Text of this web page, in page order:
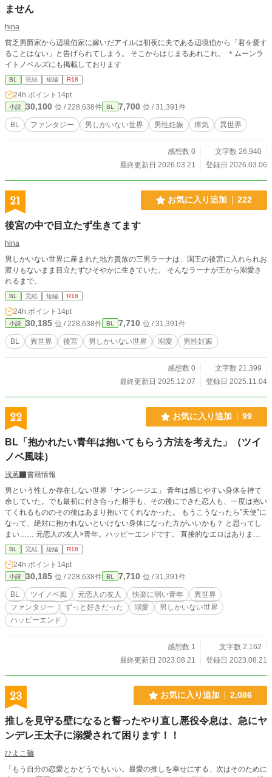
ません
hina
貧乏男爵家から辺境伯家に嫁いだアイルは初夜に夫である辺境伯から「君を愛す
ることはない」と告げられてしまう。 そこからはじまるあれこれ。 ＊ムーンラ
イトノベルズにも掲載しております
BL 完結 短編 R18
24h.ポイント 14pt
小説 30,100 位 / 228,638件 BL 7,700 位 / 31,391件
BL ファンタジー 男しかいない世界 男性妊娠 瘴気 異世界
感想数 0
文字数 26,940
最終更新日 2026.03.21
登録日 2026.03.06
21 お気に入り追加 222
後宮の中で目立たず生きてます
hina
男しかいない世界に産まれた地方貴族の三男ラーナは、国王の後宮に入れられお
渡りもないまま目立たずひそやかに生きていた。 そんなラーナが王から溺愛さ
れるまで。
BL 完結 短編 R18
24h.ポイント 14pt
小説 30,185 位 / 228,638件 BL 7,710 位 / 31,391件
BL 異世界 後宮 男しかいない世界 溺愛 男性妊娠
感想数 0
文字数 21,399
最終更新日 2025.12.07
登録日 2025.11.04
22 お気に入り追加 99
BL「抱かれたい青年は抱いてもらう方法を考えた」（ツイ
ノベ風味）
浅葱
書籍情報
男という性しか存在しない世界「ナンシージエ」 青年は感じやすい身体を持て
余していた。でも最初に付き合った相手も、その後にできた恋人も、一度は抱い
てくれるもののその後はあまり抱いてくれなかった。 もうこうなったら”天使”に
なって、絶対に抱かれないといけない身体になった方がいいかも？ と思ってし
まい…… 元恋人の友人×青年。ハッピーエンドです。 直接的なエロはありませ
んが、内容が内容だけにR18に設定しています。よろしくー。
BL 完結 短編 R18
24h.ポイント 14pt
小説 30,185 位 / 228,638件 BL 7,710 位 / 31,391件
BL ツイノベ風 元恋人の友人 快楽に弱い青年
異世界
ファンタジー
ずっと好きだった 溺愛
男しかいない世界
ハッピーエンド
感想数 1
文字数 2,162
最終更新日 2023.08.21
登録日 2023.08.21
23 お気に入り追加 2,086
推しを見守る壁になると誓ったやり直し悪役令息は、急にヤ
ンデレ王太子に溺愛されて困ります！！
ひよこ麺
「もう自分の恋愛とかどうでもいい。最愛の推しを幸せにする、次はそのために